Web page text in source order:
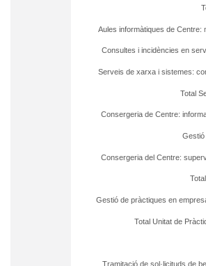
Tramitació de sol·licituds de
Total Unitat de
Gestió de pràctiques en
Consergeria del Centre:
Gestió
Consergeria de Centre:
Total
Serveis de xarxa i sistemes:
Consultes i incidències en
Aules informàtiques de Centre: